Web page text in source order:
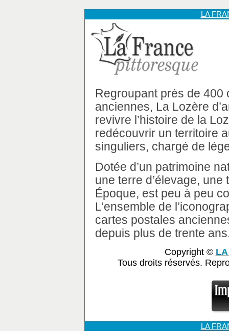
LA
Regroupant près de 400
anciennes, La Lozère
revivre l’histoire de la
redécouvrir un territoire
singuliers, chargé de
Dotée d’un patrimoine
une terre d’élevage,
Époque, est peu à peu
L’ensemble de
cartes postales
depuis plus de trente
Copyright ©
Tous droits réservés.
LA